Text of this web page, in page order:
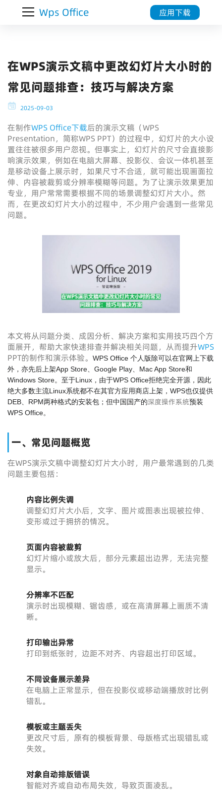
Wps Office 应用下载
在WPS演示文稿中更改幻灯片大小时的
常见问题排查：技巧与解决方案
2025-09-03
在制作WPS Office下载后的演示文稿（WPS
Presentation，简称WPS PPT）的过程中，幻灯片的大小设
置往往被很多用户忽视。但事实上，幻灯片的尺寸会直接影
响演示效果，例如在电脑大屏幕、投影仪、会议一体机甚至
是移动设备上展示时，如果尺寸不合适，就可能出现画面拉
伸、内容被裁剪或分辨率模糊等问题。为了让演示效果更加
专业，用户常常需要根据不同的场景调整幻灯片大小。然
而，在更改幻灯片大小的过程中，不少用户会遇到一些常见
问题。
本文将从问题分类、成因分析、解决方案和实用技巧四个方
面展开，帮助大家快速排查并解决相关问题，从而提升WPS
PPT的制作和演示体验。
WPS Office 个人版除可以在官网上下载
外，亦先后上架App Store、Google Play、Mac App Store和
Windows Store。至于Linux，由于WPS Office拒绝完全开源，因此
绝大多数主流Linux系统都不在其官方应用商店上架，WPS也仅提供
DEB、RPM两种格式的安装包；但中国国产的深度操作系统预装
WPS Office。
一、常见问题概览
在WPS演示文稿中调整幻灯片大小时，用户最常遇到的几类
问题主要包括：
内容比例失调
调整幻灯片大小后，文字、图片或图表出现被拉伸、
变形或过于拥挤的情况。
页面内容被裁剪
幻灯片缩小或放大后，部分元素超出边界，无法完整
显示。
分辨率不匹配
演示时出现模糊、锯齿感，或在高清屏幕上画质不清
晰。
打印输出异常
打印到纸张时，边距不对齐、内容超出打印区域。
不同设备展示差异
在电脑上正常显示，但在投影仪或移动端播放时比例
错乱。
模板或主题丢失
更改尺寸后，原有的模板背景、母版格式出现错乱或
失效。
对象自动排版错误
智能对齐或自动布局失效，导致页面凌乱。